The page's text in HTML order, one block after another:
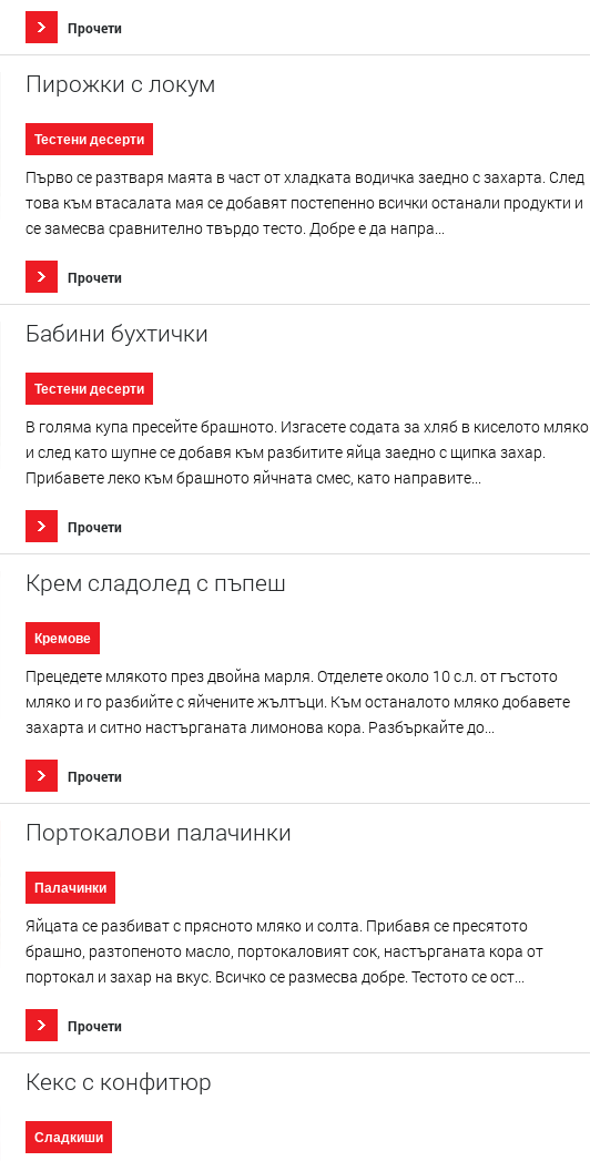
Прочети
Пирожки с локум
Тестени десерти
Първо се разтваря маята в част от хладката водичка заедно с захарта. След
това към втасалата мая се добавят постепенно всички останали продукти и
се замесва сравнително твърдо тесто. Добре е да напра...
Прочети
Бабини бухтички
Тестени десерти
В голяма купа пресейте брашното. Изгасете содата за хляб в киселото мляко
и след като шупне се добавя към разбитите яйца заедно с щипка захар.
Прибавете леко към брашното яйчната смес, като направите...
Прочети
Крем сладолед с пъпеш
Кремове
Прецедете млякото през двойна марля. Отделете около 10 с.л. от гъстото
мляко и го разбийте с яйчените жълтъци. Към останалото мляко добавете
захарта и ситно настърганата лимонова кора. Разбъркайте до...
Прочети
Портокалови палачинки
Палачинки
Яйцата се разбиват с прясното мляко и солта. Прибавя се пресятото
брашно, разтопеното масло, портокаловият сок, настърганата кора от
портокал и захар на вкус. Всичко се размесва добре. Тестото се ост...
Прочети
Кекс с конфитюр
Сладкиши